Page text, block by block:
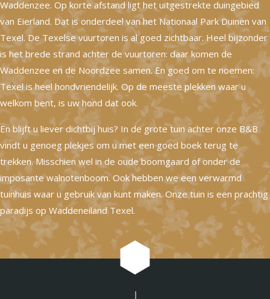
Waddenzee. Op korte afstand ligt het uitgestrekte duingebied
van Eierland. Dat is onderdeel van het Nationaal Park Duinen van
Texel. De Texelse vuurtoren is al goed zichtbaar. Heel bijzonder
is het brede strand achter de vuurtoren: daar komen de
Waddenzee en de Noordzee samen. En goed om te noemen:
Texel is heel hondvriendelijk. Op de meeste plekken waar u
welkom bent, is uw hond dat ook.
En blijft u liever dichtbij huis? In de grote tuin achter onze B&B
vindt u genoeg plekjes om u met een goed boek terug te
trekken. Misschien wel in de oude boomgaard of onder de
imposante walnotenboom. Ook hebben we een verwarmd
tuinhuis waar u gebruik van kunt maken. Onze tuin is een prachtig
paradijs op Waddeneiland Texel.